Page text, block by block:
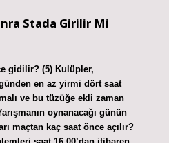
Stada Girilir Mi
gidilir? (5) Kulüpler,
en az yirmi dört saat
ve bu tüzüğe ekli zaman
oynanacağı günün
maçtan kaç saat önce açılır?